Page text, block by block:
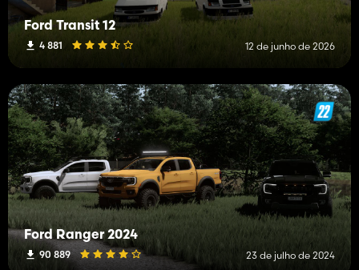
Ford Transit 12
4 881 12 de junho de 2026
Ford Ranger 2024
90 889 23 de julho de 2024